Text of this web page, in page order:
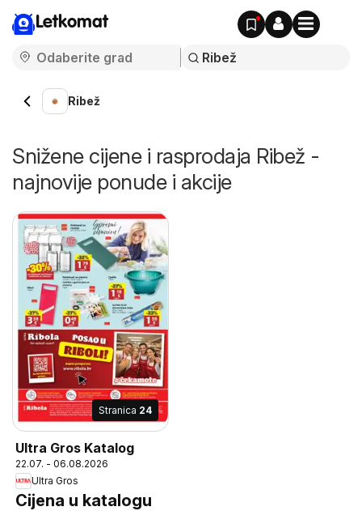
Letkomat
Ribež
Snižene cijene i rasprodaja Ribež -
najnovije ponude i akcije
Stranica 24
Ultra Gros Katalog
22.07. - 06.08.2026
Ultra Gros
Cijena u katalogu